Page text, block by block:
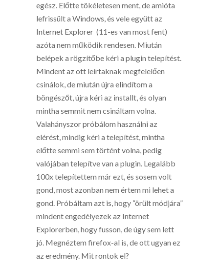
egész. Előtte tökéletesen ment, de amióta
lefrissült a Windows, és vele együtt az
Internet Explorer (11-es van most fent)
azóta nem működik rendesen. Miután
belépek a rögzítőbe kéri a plugin telepítést.
Mindent az ott leírtaknak megfelelően
csinálok, de miután újra elindítom a
böngészőt, újra kéri az installt, és olyan
mintha semmit nem csináltam volna.
Valahányszor próbálom használni az
elérést, mindig kéri a telepítést, mintha
előtte semmi sem történt volna, pedig
valójában telepítve van a plugin. Legalább
100x telepítettem már ezt, és sosem volt
gond, most azonban nem értem mi lehet a
gond. Próbáltam azt is, hogy “örült módjára”
mindent engedélyezek az Internet
Explorerben, hogy fusson, de úgy sem lett
jó. Megnéztem firefox-al is, de ott ugyan ez
az eredmény. Mit rontok el?